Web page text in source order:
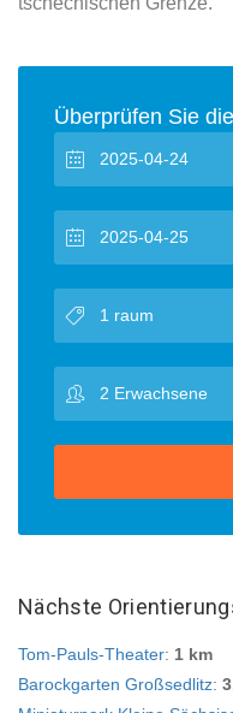
Überprüfen Sie
Nächste
Tom-Pauls-Theater: 1 km
Barockgarten Großsedlitz: